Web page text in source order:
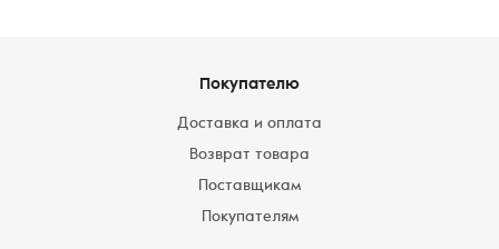
Покупателю
Доставка и оплата
Возврат товара
Поставщикам
Покупателям